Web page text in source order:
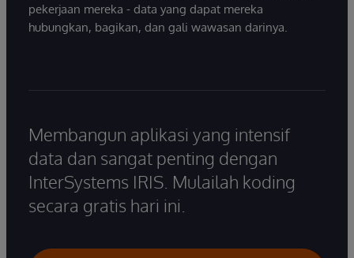
pekerjaan mereka - data yang dapat mereka
hubungkan, bagikan, dan gali wawasan darinya.
Membangun aplikasi yang intensif
data dan sangat penting dengan
InterSystems IRIS. Mulailah koding
secara gratis hari ini.